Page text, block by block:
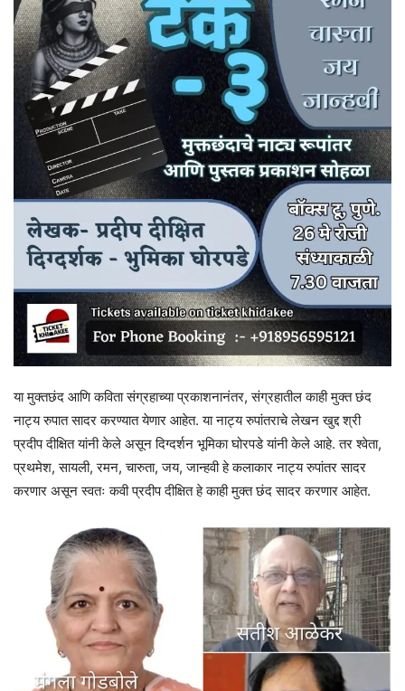
या मुक्तछंद आणि कविता संग्रहाच्या प्रकाशनानंतर, संग्रहातील काही मुक्त छंद
नाट्य रुपात सादर करण्यात येणार आहेत. या नाट्य रुपांतराचे लेखन खुद्द श्री
प्रदीप दीक्षित यांनी केले असून दिग्दर्शन भूमिका घोरपडे यांनी केले आहे. तर श्वेता,
प्रथमेश, सायली, रमन, चारुता, जय, जान्हवी हे कलाकार नाट्य रुपांतर सादर
करणार असून स्वतः कवी प्रदीप दीक्षित हे काही मुक्त छंद सादर करणार आहेत.